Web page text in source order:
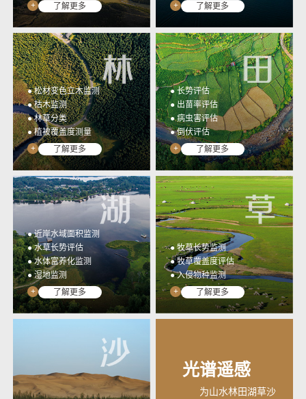
+
了解更多
+
了解更多
● 松材变色立木监测
● 枯木监测
● 林草分类
● 植被覆盖度测量
+
了解更多
● 长势评估
● 出苗率评估
● 病虫害评估
● 倒伏评估
+
了解更多
● 近岸水域面积监测
● 水草长势评估
● 水体富养化监测
● 湿地监测
+
了解更多
● 牧草长势监测
● 牧草覆盖度评估
● 入侵物种监测
+
了解更多
光谱遥感
为山水林田湖草沙